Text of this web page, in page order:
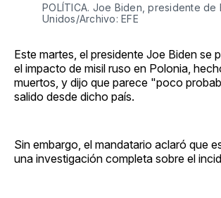
POLÍTICA. Joe Biden, presidente de
Unidos/Archivo: EFE
Este martes, el presidente Joe Biden se
el impacto de misil ruso en Polonia,
muertos, y dijo que parece "poco
salido desde dicho país.
Sin embargo, el mandatario aclaró que
una investigación completa sobre el